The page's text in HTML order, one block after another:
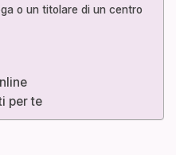
o un titolare di un centro
per te